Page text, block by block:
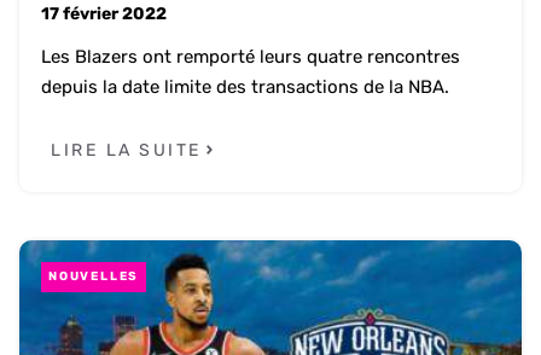
17 février 2022
Les Blazers ont remporté leurs quatre rencontres
depuis la date limite des transactions de la NBA.
LIRE LA SUITE
NOUVELLES